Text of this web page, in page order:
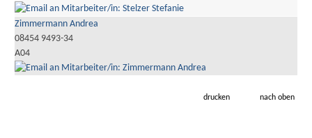
Zimmermann Andrea
08454 9493-34
A04
drucken nach oben